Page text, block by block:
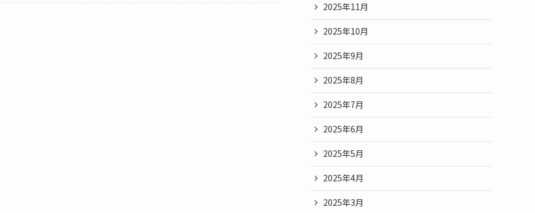
2025年11月
2025年10月
2025年9月
2025年8月
2025年7月
2025年6月
2025年5月
2025年4月
2025年3月